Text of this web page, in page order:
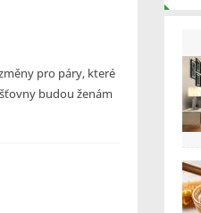
pro páry, které
budou ženám